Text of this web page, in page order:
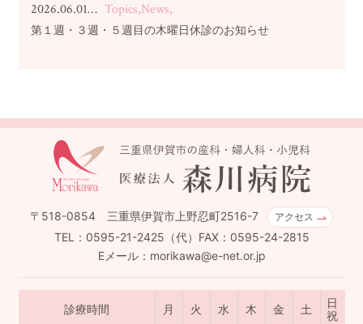
2026.06.01… Topics,News,
第１週・３週・５週目の木曜日休診のお知らせ
〒518-0854 三重県伊賀市上野忍町2516-7 アクセス
TEL：0595-21-2425（代）FAX：0595-24-2815
Eメール：morikawa@e-net.or.jp
診療時間 月 火 水 木 金 土
日
祝